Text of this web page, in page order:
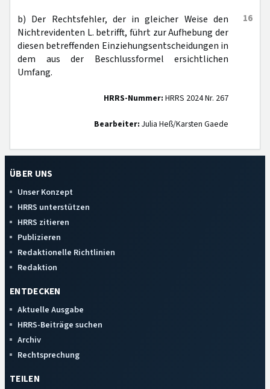
16
b) Der Rechtsfehler, der in gleicher Weise den
Nichtrevidenten L. betrifft, führt zur Aufhebung der
diesen betreffenden Einziehungsentscheidungen in
dem aus der Beschlussformel ersichtlichen
Umfang.
HRRS-Nummer: HRRS 2024 Nr. 267
Bearbeiter: Julia Heß/Karsten Gaede
ÜBER UNS
Unser Konzept
HRRS unterstützen
HRRS zitieren
Publizieren
Redaktionelle Richtlinien
Redaktion
ENTDECKEN
Aktuelle Ausgabe
HRRS-Beiträge suchen
Archiv
Rechtsprechung
TEILEN